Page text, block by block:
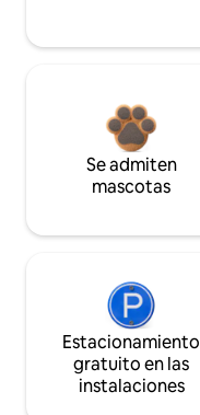
Se admiten
mascotas
Estacionamiento
gratuito en las
instalaciones